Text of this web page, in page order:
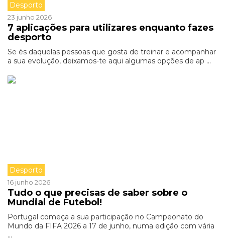
Desporto
23 junho 2026
7 aplicações para utilizares enquanto fazes
desporto
Se és daquelas pessoas que gosta de treinar e acompanhar
a sua evolução, deixamos-te aqui algumas opções de ap ...
Desporto
16 junho 2026
Tudo o que precisas de saber sobre o
Mundial de Futebol!
Portugal começa a sua participação no Campeonato do
Mundo da FIFA 2026 a 17 de junho, numa edição com vária
...